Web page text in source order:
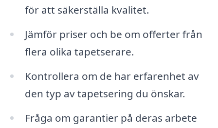
för att säkerställa kvalitet.
Jämför priser och be om offerter från
flera olika tapetserare.
Kontrollera om de har erfarenhet av
den typ av tapetsering du önskar.
Fråga om garantier på deras arbete